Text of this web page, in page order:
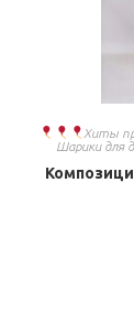
Хиты
Шарики для